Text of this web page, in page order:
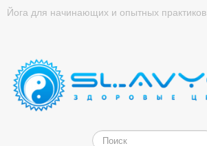
Йога для начинающих и опытных практиков